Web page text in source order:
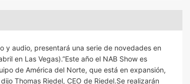
y audio, presentará una serie de novedades en
en Las Vegas).”Este año el NAB Show es
de América del Norte, que está en expansión,
Thomas Riedel, CEO de Riedel.Se realizarán